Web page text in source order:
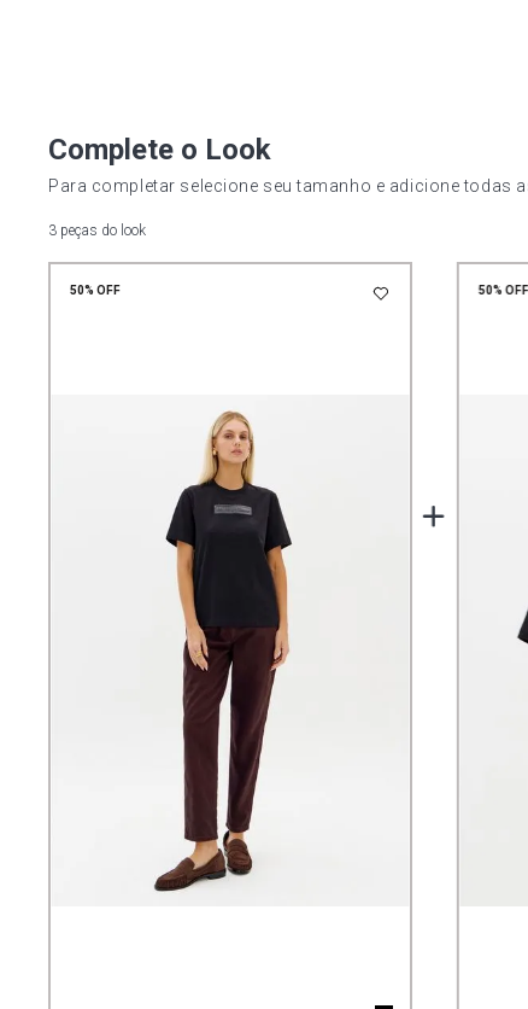
Complete o Look
Para completar selecione seu tamanho e adicione todas
3 peças do look
50% OFF 50% OFF